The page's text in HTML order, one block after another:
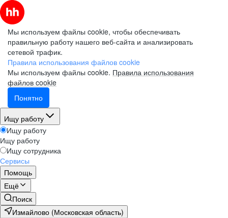
Мы используем файлы cookie, чтобы обеспечивать
правильную работу нашего веб-сайта и анализировать
сетевой трафик.
Правила использования файлов cookie
Мы используем файлы cookie. Правила использования
файлов cookie
Понятно
Ищу работу
Ищу работу
Ищу работу
Ищу сотрудника
Сервисы
Помощь
Ещё
Поиск
Измайлово (Московская область)